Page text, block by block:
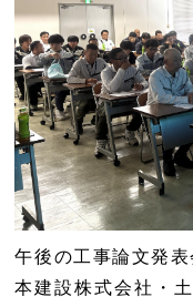
午後の工事論文発
本建設株式会社・